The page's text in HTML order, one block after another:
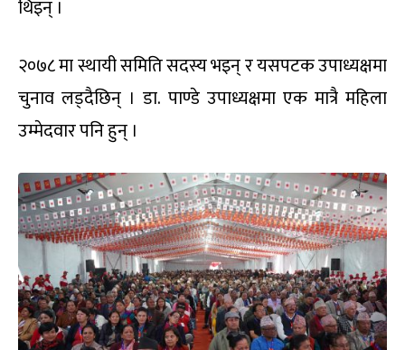
थिइन् ।
२०७८ मा स्थायी समिति सदस्य भइन् र यसपटक उपाध्यक्षमा
चुनाव लड्दैछिन् । डा. पाण्डे उपाध्यक्षमा एक मात्रै महिला
उम्मेदवार पनि हुन् ।